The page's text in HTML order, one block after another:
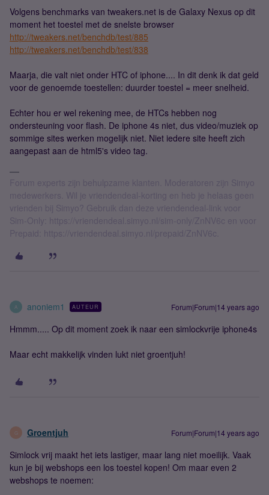
Volgens benchmarks van tweakers.net is de Galaxy Nexus op dit
moment het toestel met de snelste browser
http://tweakers.net/benchdb/test/885
http://tweakers.net/benchdb/test/838
Maarja, die valt niet onder HTC of iphone.... In dit denk ik dat geld
voor de genoemde toestellen: duurder toestel = meer snelheid.
Echter hou er wel rekening mee, de HTCs hebben nog
ondersteuning voor flash. De iphone 4s niet, dus video/muziek op
sommige sites werken mogelijk niet. Niet iedere site heeft zich
aangepast aan de html5's video tag.
Forum experts zijn behulpzame klanten. Moderatoren zijn Simyo
medewerkers. Wil je vriendendeal-korting en heb je helaas geen
vrienden bij Simyo? Gebruik dan deze vriendendeal-link voor
Sim-Only: https://vriendendeal.simyo.nl/sim-only/ZnNV6c en voor
Prepaid: https://vriendendeal.simyo.nl/prepaid/ZnNV6c.
A anoniem1 AUTEUR Forum|Forum|14 years ago
Hmmm..... Op dit moment zoek ik naar een simlockvrije iphone4s
Maar echt makkelijk vinden lukt niet groentjuh!
G Groentjuh Forum|Forum|14 years ago
Simlock vrij maakt het iets lastiger, maar lang niet moeilijk. Vaak
kun je bij webshops een los toestel kopen! Om maar even 2
webshops te noemen: